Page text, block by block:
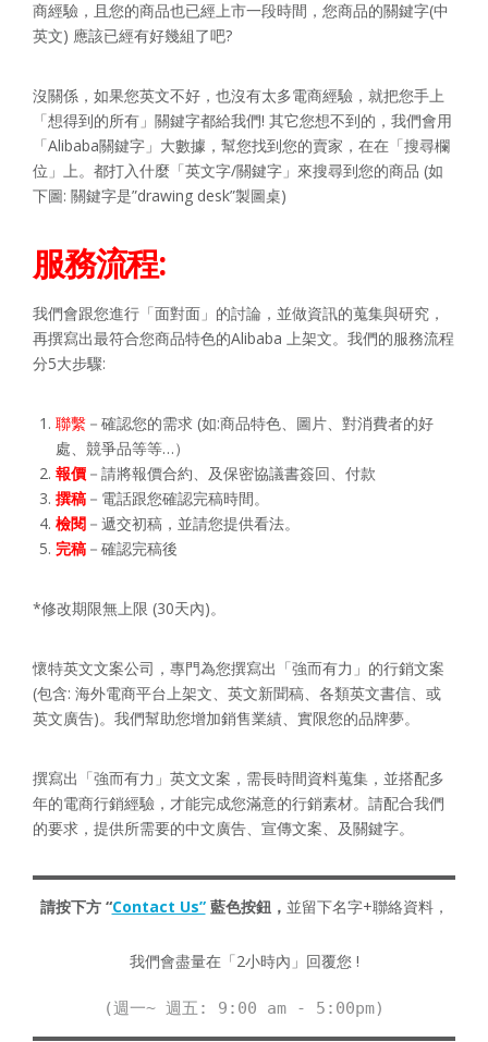
商經驗，且您的商品也已經上市一段時間，您商品的關鍵字(中
英文) 應該已經有好幾組了吧?
沒關係，如果您英文不好，也沒有太多電商經驗，就把您手上
「想得到的所有」關鍵字都給我們! 其它您想不到的，我們會用
「Alibaba關鍵字」大數據，幫您找到您的賣家，在在「搜尋欄
位」上。都打入什麼「英文字/關鍵字」來搜尋到您的商品 (如
下圖: 關鍵字是”drawing desk”製圖桌)
服務流程:
我們會跟您進行「面對面」的討論，並做資訊的蒐集與研究，
再撰寫出最符合您商品特色的Alibaba 上架文。我們的服務流程
分5大步驟:
聯繫 －確認您的需求 (如:商品特色、圖片、對消費者的好
處、競爭品等等…）
報價 －請將報價合約、及保密協議書簽回、付款
撰稿 －電話跟您確認完稿時間。
檢閱 －遞交初稿，並請您提供看法。
完稿 －確認完稿後
*修改期限無上限 (30天內)。
懷特英文文案公司，專門為您撰寫出「強而有力」的行銷文案
(包含: 海外電商平台上架文、英文新聞稿、各類英文書信、或
英文廣告)。我們幫助您增加銷售業績、實限您的品牌夢。
撰寫出「強而有力」英文文案，需長時間資料蒐集，並搭配多
年的電商行銷經驗，才能完成您滿意的行銷素材。請配合我們
的要求，提供所需要的中文廣告、宣傳文案、及關鍵字。
請按下方 “Contact Us”藍色按鈕， 並留下名字+聯絡資料，
我們會盡量在「2小時內」回覆您 !
(週一~ 週五: 9:00 am - 5:00pm)